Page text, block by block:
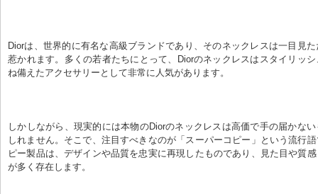
Diorは、世界的に有名な高級ブランドであり、そのネックレスは一目見
惹かれます。多くの若者たちにとって、Diorのネックレスはスタイリッ
ね備えたアクセサリーとして非常に人気があります。
しかしながら、現実的には本物のDiorのネックレスは高価で手の届かな
しれません。そこで、注目すべきなのが「スーパーコピー」という流行
ピー製品は、デザインや品質を忠実に再現したものであり、見た目や質
が多く存在します。